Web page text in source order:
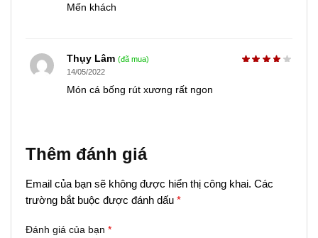
Mến khách
Thụy Lâm (đã mua)
14/05/2022
Món cá bống rút xương rất ngon
Thêm đánh giá
Email của bạn sẽ không được hiển thị công khai. Các
trường bắt buộc được đánh dấu *
Đánh giá của bạn *